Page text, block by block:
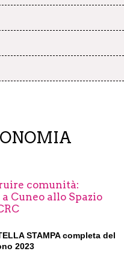
comunità:
Cuneo allo Spazio
STAMPA completa del
2023